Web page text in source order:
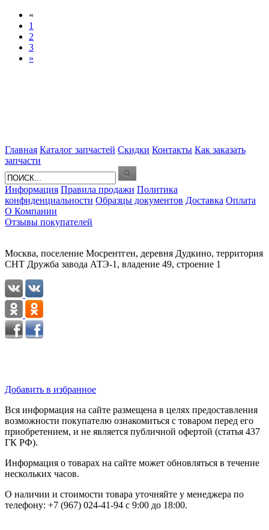
«
1
2
3
»
Главная Каталог запчастей Скидки Контакты Как заказать
запчасти
Информация Правила продажи Политика
конфиденциальности Образцы документов Доставка Оплата
О Компании
Отзывы покупателей
Москва, поселение Мосрентген, деревня Дудкино, территория
СНТ Дружба завода АТЭ-1, владение 49, строение 1
Добавить в избранное
Вся информация на сайте размещена в целях предоставления
возможности покупателю ознакомиться с товаром перед его
приобретением, и не является публичной офертой (статья 437
ГК РФ).
Информация о товарах на сайте может обновляться в течение
нескольких часов.
О наличии и стоимости товара уточняйте у менеджера по
телефону: +7 (967) 024-41-94 с 9:00 до 18:00.